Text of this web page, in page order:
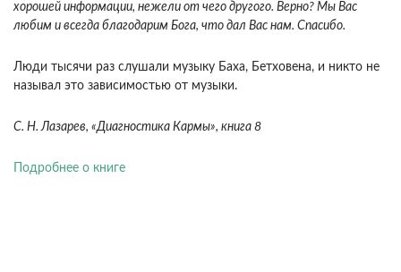
хорошей ин­формации, нежели от чего другого. Верно? Мы Вас
любим и всегда благодарим Бога, что дал Вас нам. Спасибо.
Люди тысячи раз слушали музыку Баха, Бетховена, и никто не
называл это зависимостью от музыки.
С. Н. Лазарев, «Диагностика Кармы», книга 8
Подробнее о книге